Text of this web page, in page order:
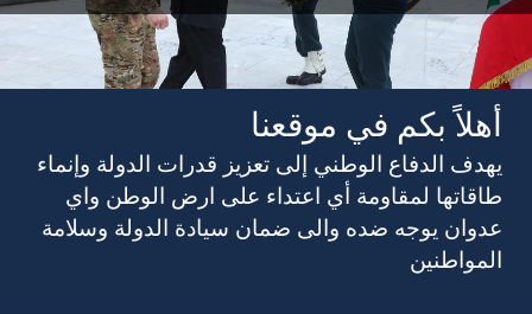
أهلاً بكم في موقعنا
يهدف الدفاع الوطني إلى تعزيز قدرات الدولة وإنماء
طاقاتها لمقاومة أي اعتداء على ارض الوطن واي
عدوان يوجه ضده والى ضمان سيادة الدولة وسلامة
المواطنين